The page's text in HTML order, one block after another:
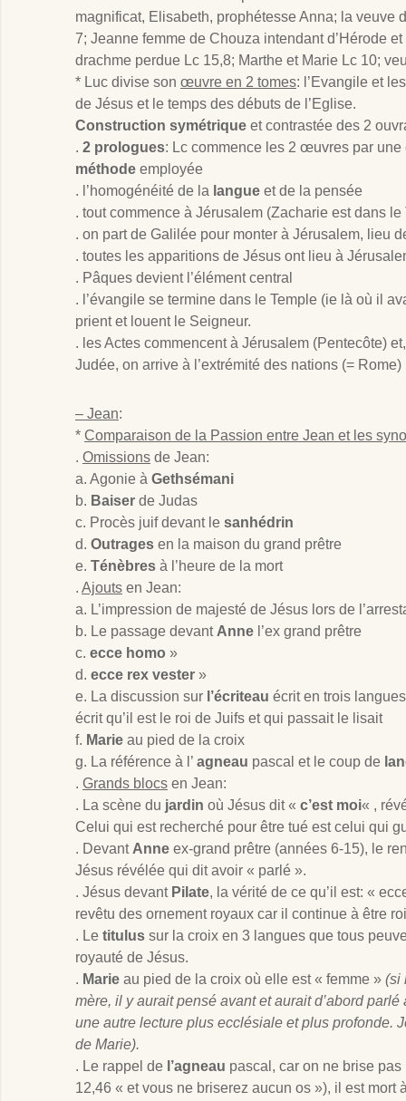
magnificat, Elisabeth, prophétesse Anna; la veuve
7; Jeanne femme de Chouza intendant d’Hérode
drachme perdue Lc 15,8; Marthe et Marie Lc 10;
* Luc divise son œuvre en 2 tomes: l’Evangile et
de Jésus et le temps des débuts de l’Eglise.
Construction symétrique et contrastée des 2
. 2 prologues: Lc commence les 2 œuvres par une
méthode employée
. l’homogénéité de la langue et de la pensée
. tout commence à Jérusalem (Zacharie est dans le
. on part de Galilée pour monter à Jérusalem, lieu
. toutes les apparitions de Jésus ont lieu à
. Pâques devient l’élément central
. l’évangile se termine dans le Temple (ie là où il
prient et louent le Seigneur.
. les Actes commencent à Jérusalem (Pentecôte)
Judée, on arrive à l’extrémité des nations (= Rome)
– Jean:
* Comparaison de la Passion entre Jean et les
. Omissions de Jean:
a. Agonie à Gethsémani
b. Baiser de Judas
c. Procès juif devant le sanhédrin
d. Outrages en la maison du grand prêtre
e. Ténèbres à l’heure de la mort
. Ajouts en Jean:
a. L’impression de majesté de Jésus lors de
b. Le passage devantAnne l’ex grand prêtre
c. ecce homo »
d. ecce rex vester »
e. La discussion sur l’écriteau écrit en trois
écrit qu’il est le roi de Juifs et qui passait le lisait
f. Marie au pied de la croix
g. La référence à l’ agneau pascal et le coup de
. Grands blocs en Jean:
. La scène du jardin où Jésus dit « c’est moi« ,
Celui qui est recherché pour être tué est celui qui
. DevantAnne ex-grand prêtre (années 6-15), le
Jésus révélée qui dit avoir « parlé ».
. Jésus devant Pilate, la vérité de ce qu’il est: «
revêtu des ornement royaux car il continue à être
. Le titulus sur la croix en 3 langues que tous
royauté de Jésus.
. Marie au pied de la croix où elle est « femme » (si
mère, il y aurait pensé avant et aurait d’abord
une autre lecture plus ecclésiale et plus profonde.
de Marie).
. Le rappel de l’agneau pascal, car on ne brise
12,46 « et vous ne briserez aucun os »), il est mort